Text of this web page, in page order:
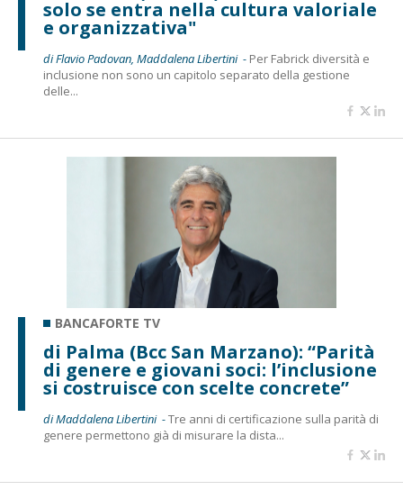
solo se entra nella cultura valoriale
e organizzativa"
di Flavio Padovan, Maddalena Libertini - Per Fabrick diversità e
inclusione non sono un capitolo separato della gestione
delle...
BANCAFORTE TV
di Palma (Bcc San Marzano): “Parità
di genere e giovani soci: l’inclusione
si costruisce con scelte concrete”
di Maddalena Libertini -Tre anni di certificazione sulla parità di
genere permettono già di misurare la dista...